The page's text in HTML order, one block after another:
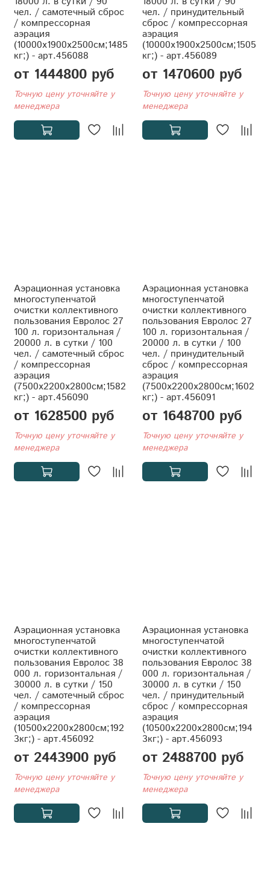
чел. / самотечный сброс
/ компрессорная
аэрация
(10000x1900x2500см;1485
кг;) - арт.456088
от 1444800 руб
Точную цену уточняйте у
менеджера
чел. / принудительный
сброс / компрессорная
аэрация
(10000x1900x2500см;1505
кг;) - арт.456089
от 1470600 руб
Точную цену уточняйте у
менеджера
Аэрационная установка
многоступенчатой
очистки коллективного
пользования Евролос 27
100 л. горизонтальная /
20000 л. в сутки / 100
чел. / самотечный сброс
/ компрессорная
аэрация
(7500x2200x2800см;1582
кг;) - арт.456090
от 1628500 руб
Точную цену уточняйте у
менеджера
Аэрационная установка
многоступенчатой
очистки коллективного
пользования Евролос 27
100 л. горизонтальная /
20000 л. в сутки / 100
чел. / принудительный
сброс / компрессорная
аэрация
(7500x2200x2800см;1602
кг;) - арт.456091
от 1648700 руб
Точную цену уточняйте у
менеджера
Аэрационная установка
многоступенчатой
очистки коллективного
пользования Евролос 38
000 л. горизонтальная /
30000 л. в сутки / 150
чел. / самотечный сброс
/ компрессорная
аэрация
(10500x2200x2800см;192
3кг;) - арт.456092
от 2443900 руб
Точную цену уточняйте у
менеджера
Аэрационная установка
многоступенчатой
очистки коллективного
пользования Евролос 38
000 л. горизонтальная /
30000 л. в сутки / 150
чел. / принудительный
сброс / компрессорная
аэрация
(10500x2200x2800см;194
3кг;) - арт.456093
от 2488700 руб
Точную цену уточняйте у
менеджера